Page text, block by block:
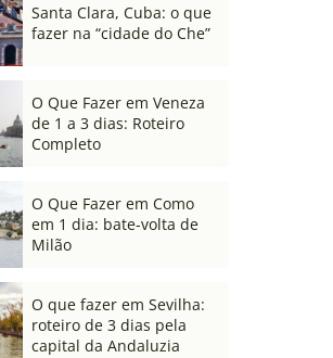
Santa Clara, Cuba: o que
fazer na “cidade do Che”
O Que Fazer em Veneza
de 1 a 3 dias: Roteiro
Completo
O Que Fazer em Como
em 1 dia: bate-volta de
Milão
O que fazer em Sevilha:
roteiro de 3 dias pela
capital da Andaluzia